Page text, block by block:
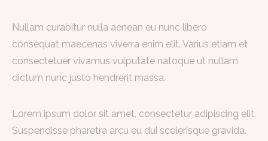
Nullam curabitur nulla aenean eu nunc libero
consequat maecenas viverra enim elit. Varius etiam et
consectetuer vivamus vulputate natoque ut nullam
dictum nunc justo hendrerit massa.
Lorem ipsum dolor sit amet, consectetur adipiscing elit.
Suspendisse pharetra arcu eu dui scelerisque gravida.